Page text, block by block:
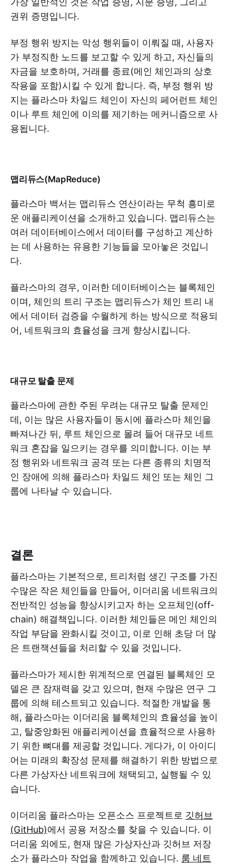
권위 증명입니다.
부정 행위 방지는 악성 행위들이 이뤄질 때, 사용자
가 부정직한 노드를 보고할 수 있게 하고, 자신들의
자금을 보호하며, 거래를 종료(메인 체인과의 상호
작용을 포함)시킬 수 있게 합니다. 즉, 부정 행위 방
지는 플라스마 차일드 체인이 자신의 페어런트 체인
이나 루트 체인에 이의를 제기하는 메커니즘으로 사
용됩니다.
맵리듀스(MapReduce)
플라스마 백서는 맵리듀스 연산이라는 무척 흥미로
운 애플리케이션을 소개하고 있습니다. 맵리듀스는
여러 데이터베이스에서 데이터를 구성하고 계산하
는 데 사용하는 유용한 기능들을 모아놓은 것입니
다.
플라스마의 경우, 이러한 데이터베이스는 블록체인
이며, 체인의 트리 구조는 맵리듀스가 체인 트리 내
에서 데이터 검증을 수월하게 하는 방식으로 적용되
어, 네트워크의 효율성을 크게 향상시킵니다.
대규모 탈출 문제
플라스마에 관한 주된 우려는 대규모 탈출 문제인
데, 이는 많은 사용자들이 동시에 플라스마 체인을
빠져나간 뒤, 루트 체인으로 몰려 들어 대규모 네트
워크 혼잡을 일으키는 경우를 의미합니다. 이는 부
정 행위와 네트워크 공격 또는 다른 종류의 치명적
인 장애에 의해 플라스마 차일드 체인 또는 체인 그
룹에 나타날 수 있습니다.
결론
플라스마는 기본적으로, 트리처럼 생긴 구조를 가진
수많은 작은 체인들을 만들어, 이더리움 네트워크의
전반적인 성능을 향상시키고자 하는 오프체인(off-
chain) 해결책입니다. 이러한 체인들은 메인 체인의
작업 부담을 완화시킬 것이고, 이로 인해 초당 더 많
은 트랜잭션들을 처리할 수 있을 것입니다.
플라스마가 제시한 위계적으로 연결된 블록체인 모
델은 큰 잠재력을 갖고 있으며, 현재 수많은 연구 그
룹에 의해 테스트되고 있습니다. 적절한 개발을 통
해, 플라스마는 이더리움 블록체인의 효율성을 높이
고, 탈중앙화된 애플리케이션을 효율적으로 사용하
기 위한 뼈대를 제공할 것입니다. 게다가, 이 아이디
어는 미래의 확장성 문제를 해결하기 위한 방법으로
다른 가상자산 네트워크에 채택되고, 실행될 수 있
습니다.
이더리움 플라스마는 오픈소스 프로젝트로 깃허브
(GitHub)에서 공용 저장소를 찾을 수 있습니다. 이
더리움 외에도, 현재 많은 가상자산과 깃허브 저장
소가 플라스마 작업을 함께하고 있습니다. 룸 네트